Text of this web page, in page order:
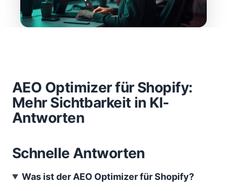
AEO Optimizer für Shopify:
Mehr Sichtbarkeit in KI-
Antworten
Schnelle Antworten
Was ist der AEO Optimizer für Shopify?